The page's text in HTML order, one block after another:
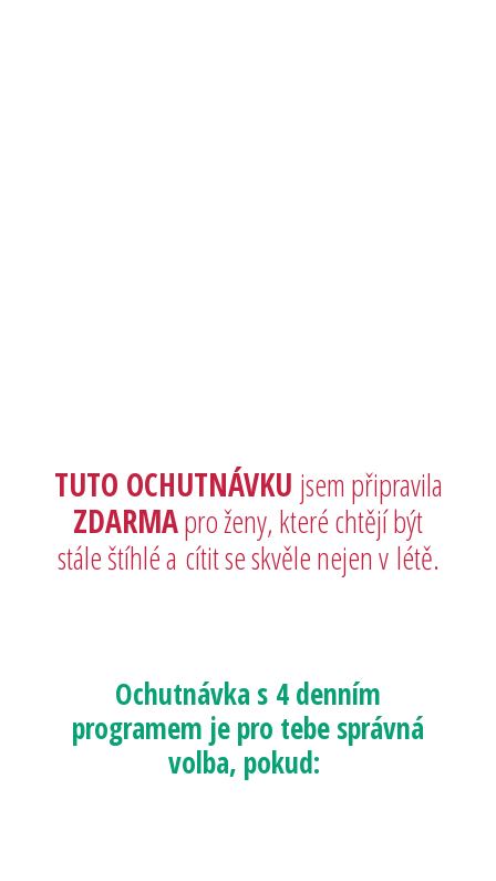
TUTO OCHUTNÁVKU jsem připravila
ZDARMApro ženy, které chtějí být
stále štíhlé a cítit se skvěle nejen v létě.
Ochutnávka s 4 denním
programem je pro tebe správná
volba, pokud: